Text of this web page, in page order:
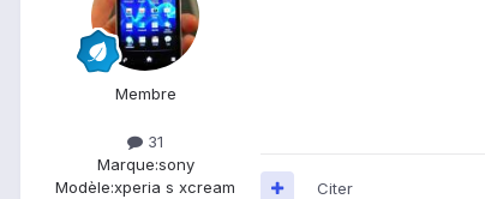
Membre
31
Marque:sony
Modèle:xperia s xcream Citer